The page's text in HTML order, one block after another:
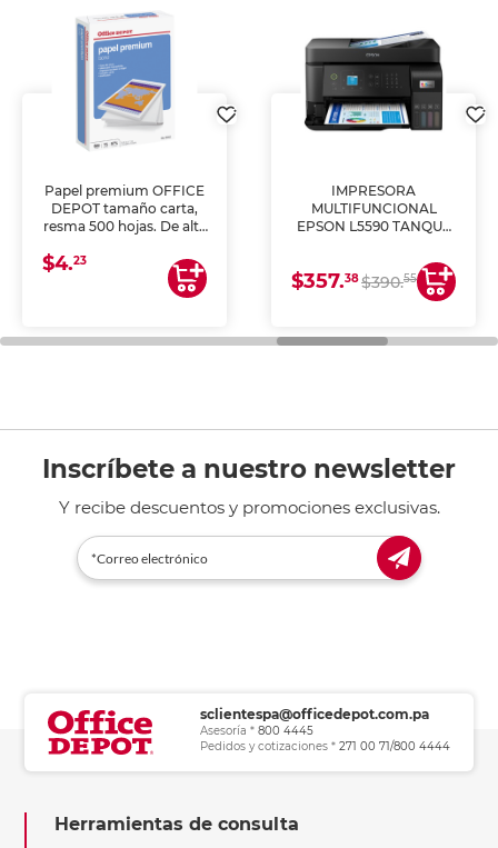
Papel premium OFFICE
DEPOT tamaño carta,
resma 500 hojas. De alta
uniforme, ideal para
impresoras de inyección
de tinta y láser,
general de oficina.
$4.23
IMPRESORA
MULTIFUNCIONAL
EPSON L5590 TANQUE
COPIA Y ESCANEA)
$357.38$390.55
Inscríbete a nuestro newsletter
Y recibe descuentos y promociones exclusivas.
sclientespa@officedepot.com.pa
Asesoría * 800 4445
Pedidos y cotizaciones * 271 00 71/800 4444
Herramientas de consulta